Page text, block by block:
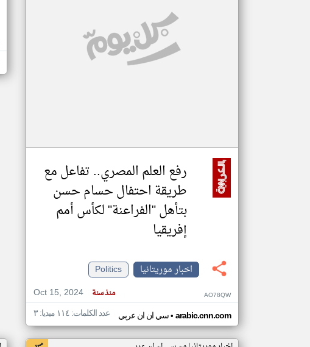
رفع العلم المصري.. تفاعل مع
طريقة احتفال حسام حسن
بتأهل "الفراعنة" لكأس أمم
إفريقيا
اخبار موريتانيا
Politics
Oct 15, 2024
منذ سنة AO78QW
سي ان ان عربي• arabic.cnn.com عدد الكلمات: ١١٤ ميديا: ٣